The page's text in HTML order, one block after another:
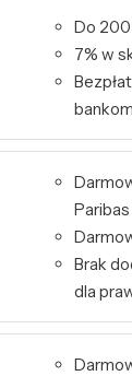
Do 200
7% w
Brak
dla